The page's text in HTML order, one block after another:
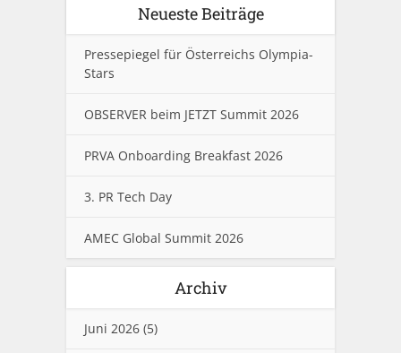
Neueste Beiträge
Pressepiegel für Österreichs Olympia-
Stars
OBSERVER beim JETZT Summit 2026
PRVA Onboarding Breakfast 2026
3. PR Tech Day
AMEC Global Summit 2026
Archiv
Juni 2026 (5)